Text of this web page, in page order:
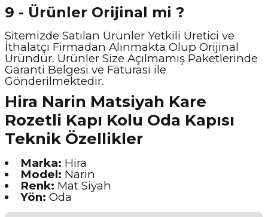
9 - Ürünler Orijinal mi ?
Sitemizde Satılan Ürünler Yetkili Üretici ve
İthalatçı Firmadan Alınmakta Olup Orijinal
Üründür. Ürünler Size Açılmamış Paketlerinde
Garanti Belgesi ve Faturası ile
Gönderilmektedir.
Hira Narin Matsiyah Kare
Rozetli Kapı Kolu Oda Kapısı
Teknik Özellikler
Marka: Hira
Model: Narin
Renk: Mat Siyah
Yön: Oda